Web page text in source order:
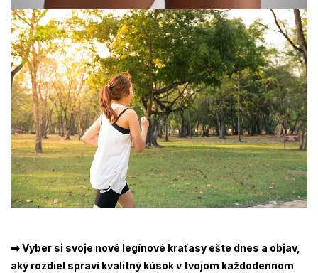
➡️ Vyber si svoje nové legínové kraťasy ešte dnes a objav,
aký rozdiel spraví kvalitný kúsok v tvojom každodennom